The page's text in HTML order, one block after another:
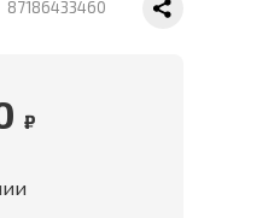
87186433460
₽